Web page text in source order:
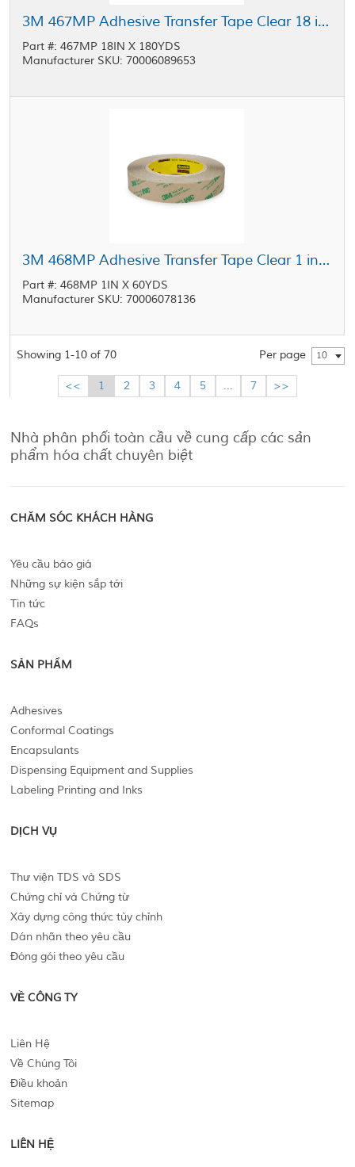
3M 467MP Adhesive Transfer Tape Clear 18 in x 180 yd Roll
Part #: 467MP 18IN X 180YDS
Manufacturer SKU: 70006089653
3M 468MP Adhesive Transfer Tape Clear 1 in x 60 yd Roll
Part #: 468MP 1IN X 60YDS
Manufacturer SKU: 70006078136
Showing 1-10 of 70 Per page 10
<< 1 2 3 4 5 ... 7 >>
Nhà phân phối toàn cầu về cung cấp các sản
phẩm hóa chất chuyên biệt
CHĂM SÓC KHÁCH HÀNG
Yêu cầu báo giá
Những sự kiện sắp tới
Tin tức
FAQs
SẢN PHẨM
Adhesives
Conformal Coatings
Encapsulants
Dispensing Equipment and Supplies
Labeling Printing and Inks
DỊCH VỤ
Thư viện TDS và SDS
Chứng chỉ và Chứng từ
Xây dựng công thức tùy chỉnh
Dán nhãn theo yêu cầu
Đóng gói theo yêu cầu
VỀ CÔNG TY
Liên Hệ
Về Chúng Tôi
Điều khoản
Sitemap
LIÊN HỆ